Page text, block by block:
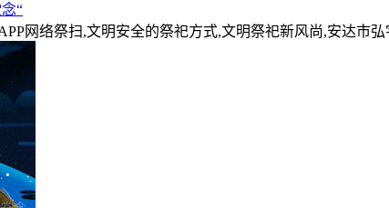
“
网络祭扫,文明安全的祭祀方式,文明祭祀新风尚,安达市